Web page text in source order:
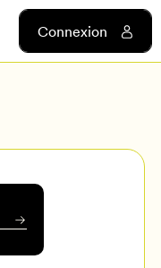
Connexion